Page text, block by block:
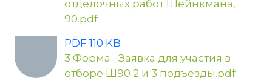
отделочных работ Шейнкмана,
90.pdf
PDF 110 KB
3 Форма _Заявка для участия в
отборе Ш90 2 и 3 подъезды.pdf